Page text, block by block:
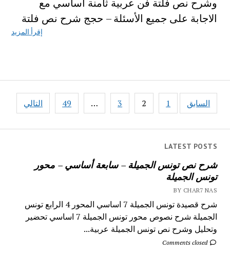
LATEST POSTS
شرح نص تونس الجميلة – سابعة أساسي – محور
تونس الجميلة
BY CHAR7 NAS
شرح قصيدة تونس الجميلة 7 اساسي المحور 4 الرابع تونس
الجميلة شرح نصوص محور تونس الجميلة 7 اساسي تحضير
وتحليل وشرح نص تونس الجميلة عربية...
Comments closed
وشرح نص فلتة فن عربية ثامنة اساسي مع
الاجابة على جميع الأسئلة – حجج شرح نص فلتة
إقرأ المزيد
تصفّح
المقالات
السابق 1
2
3
…
49 التالي